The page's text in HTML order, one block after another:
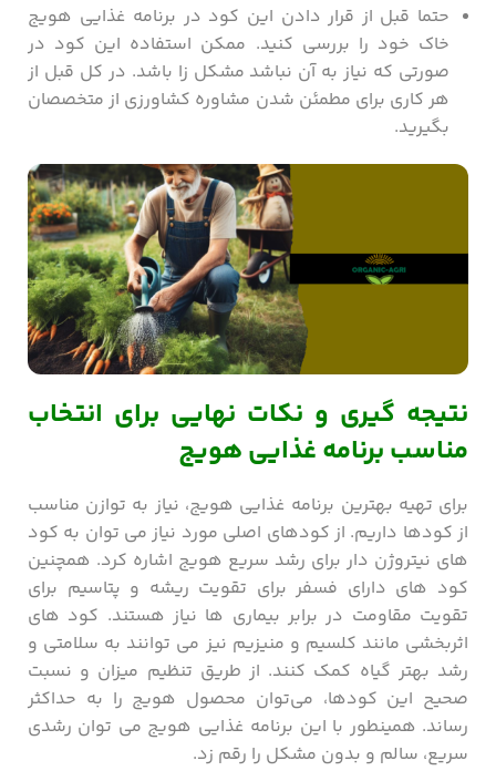
حتما قبل از قرار دادن این کود در برنامه غذایی هویج
خاک خود را بررسی کنید. ممکن استفاده این کود در
صورتی که نیاز به آن نباشد مشکل زا باشد. در کل قبل از
هر کاری برای مطمئن شدن مشاوره کشاورزی از متخصصان
بگیرید.
نتیجه گیری و نکات نهایی برای انتخاب
مناسب برنامه غذایی هویج
برای تهیه بهترین برنامه غذایی هویج، نیاز به توازن مناسب
از کودها داریم. از کودهای اصلی مورد نیاز می ‌توان به کود
های نیتروژن دار برای رشد سریع هویج اشاره کرد. همچنین
کود های دارای فسفر برای تقویت ریشه و پتاسیم برای
تقویت مقاومت در برابر بیماری ‌ها نیاز هستند. کود های
اثربخشی مانند کلسیم و منیزیم نیز می ‌توانند به سلامتی و
رشد بهتر گیاه کمک کنند. از طریق تنظیم میزان و نسبت
صحیح این کودها، می‌توان محصول هویج را به حداکثر
رساند. همینطور با این برنامه غذایی هویج می توان رشدی
سریع، سالم و بدون مشکل را رقم زد.